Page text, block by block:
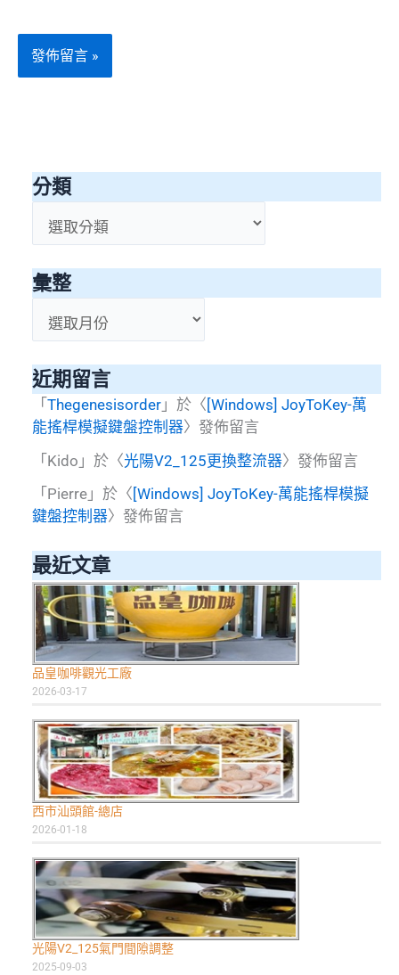
分類
類
彙整
整
近期留言
「 Thegenesisorder 」於〈[Windows] JoyToKey-萬
能搖桿模擬鍵盤控制器〉發佈留言
「 Kido 」於〈光陽V2_125更換整流器〉發佈留言
「 Pierre 」於〈 [Windows] JoyToKey-萬能搖桿模擬
鍵盤控制器〉發佈留言
最近文章
品皇咖啡觀光工廠
2026-03-17
西市汕頭館-總店
2026-01-18
光陽V2_125氣門間隙調整
2025-09-03